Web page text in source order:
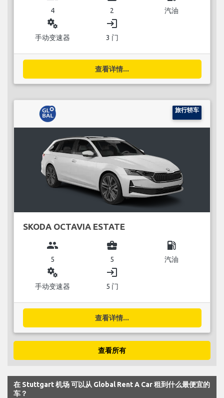
4 2 汽油
miscellaneous_services
手动变速器
login
3 门
查看详情...
旅行轿车
SKODA OCTAVIA ESTATE
group
5
business_center
5
local_gas_station
汽油
miscellaneous_services
手动变速器
login
5 门
查看详情...
查看所有
在 Stuttgart 机场 可以从 Global Rent A Car 租到什么最便宜的
车？